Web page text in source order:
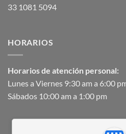
33 1081 5094
HORARIOS
Horarios de atención personal:
Lunes a Viernes 9:30 am a 6:00
Sábados 10:00 am a 1:00 pm